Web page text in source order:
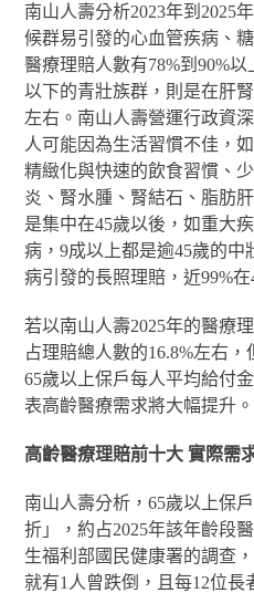
南山人壽分析2023年到2025
候群易引發的心血管疾病、
醫療理賠人數有78%到90%
以下的青壯族群，則是在肝
左右。南山人壽營運行政資
人可能因為生活習慣不佳，
精緻化與快速的飲食習慣、
炎、腎水腫、腎結石、脂肪
是集中在45歲以後，如重大
病，9成以上都是逾45歲的
病引發的長照理賠，近99%在
若以南山人壽2025年的醫療
占理賠總人數的16.8%左右，
65歲以上保戶每人平均給付
表高齡醫療需求將大幅提升。
高齡醫療理賠前十大 實際需
南山人壽分析，65歲以上保
折」，約占2025年該年齡段
生福利部國民健康署的調查
就有1人曾跌倒，且每12位長